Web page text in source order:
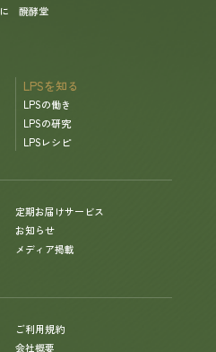
に 醗酵堂
LPSを知る
LPSの働き
LPSの研究
LPSレシピ
定期お届けサービス
お知らせ
メディア掲載
ご利用規約
会社概要